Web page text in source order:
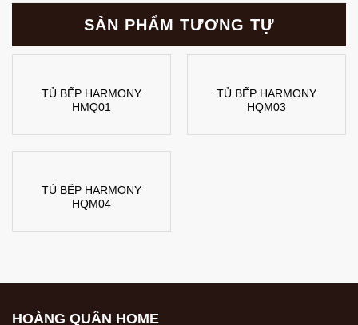
SẢN PHẨM TƯƠNG TỰ
TỦ BẾP HARMONY
HMQ01
TỦ BẾP HARMONY
HQM03
TỦ BẾP HARMONY
HQM04
HOÀNG QUÂN HOME